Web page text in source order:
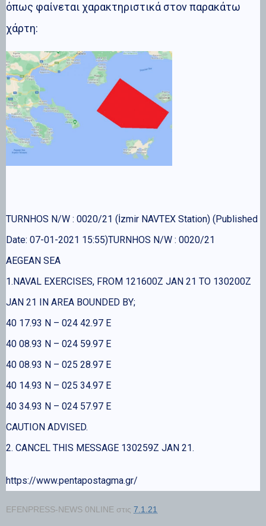
όπως φαίνεται χαρακτηριστικά στον παρακάτω
χάρτη:
TURNHOS N/W : 0020/21 (İzmir NAVTEX Station) (Published
Date: 07-01-2021 15:55)TURNHOS N/W : 0020/21
AEGEAN SEA
1.NAVAL EXERCISES, FROM 121600Z JAN 21 TO 130200Z
JAN 21 IN AREA BOUNDED BY;
40 17.93 N – 024 42.97 E
40 08.93 N – 024 59.97 E
40 08.93 N – 025 28.97 E
40 14.93 N – 025 34.97 E
40 34.93 N – 024 57.97 E
CAUTION ADVISED.
2. CANCEL THIS MESSAGE 130259Z JAN 21.
https://www.pentapostagma.gr/
EFENPRESS-NEWS 0NLINE στις 7.1.21